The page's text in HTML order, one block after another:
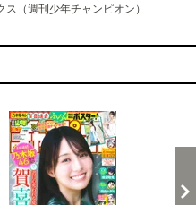
（週刊少年チャンピオン）